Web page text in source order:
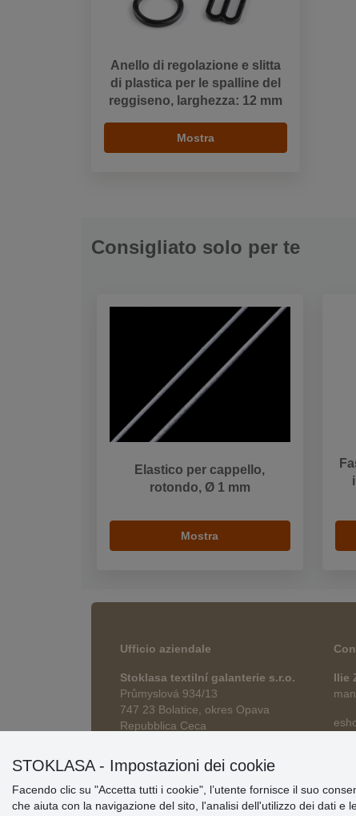
Anello di regolazione e slitta
di plastica per le spalline del
reggiseno, larghezza: 12 mm
Mostra
Consigliato solo per te
Elastico per cappello,
rotondo, Ø 1 mm
Mostra
Ufficio aziendale
Stoklasa textilní galanterie s.r.o.
Průmyslová 934/13
747 23 Bolatice, okres Opava
Repubblica Ceca
Ilie
STOKLASA - Impostazioni dei cookie
Facendo clic su "Accetta tutti i cookie", l’utente fornisce il suo
che aiuta con la navigazione del sito, l'analisi dell'utilizzo dei dati e